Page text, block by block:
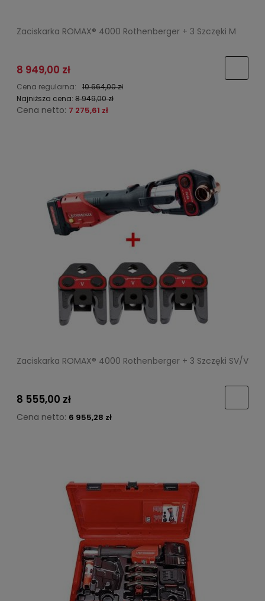
Zaciskarka ROMAX® 4000 Rothenberger + 3 Szczęki M
8 949,00 zł
Cena regularna:
10 664,00 zł
Najniższa cena: 8 949,00 zł
Cena netto: 7 275,61 zł
Zaciskarka ROMAX® 4000 Rothenberger + 3 Szczęki SV/V
8 555,00 zł
Cena netto: 6 955,28 zł